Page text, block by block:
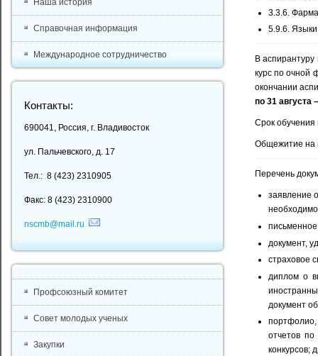
3.3.6.
5.9.6.
В
курс по очной
окончании
по 31 августа
Срок обучения
Общежитие на
Перечень
заявление
документ,
страховое
диплом о
документ
портфолио,
отчетов
конкурсов;
Наша история
Справочная информация
Международное сотрудничество
Контакты:
690041, Россия, г. Владивосток
ул. Пальчевского, д. 17
Тел.: 8 (423) 2310905
Факс: 8 (423) 2310900
nscmb@mail.ru
Профсоюзный комитет
Совет молодых ученых
Закупки